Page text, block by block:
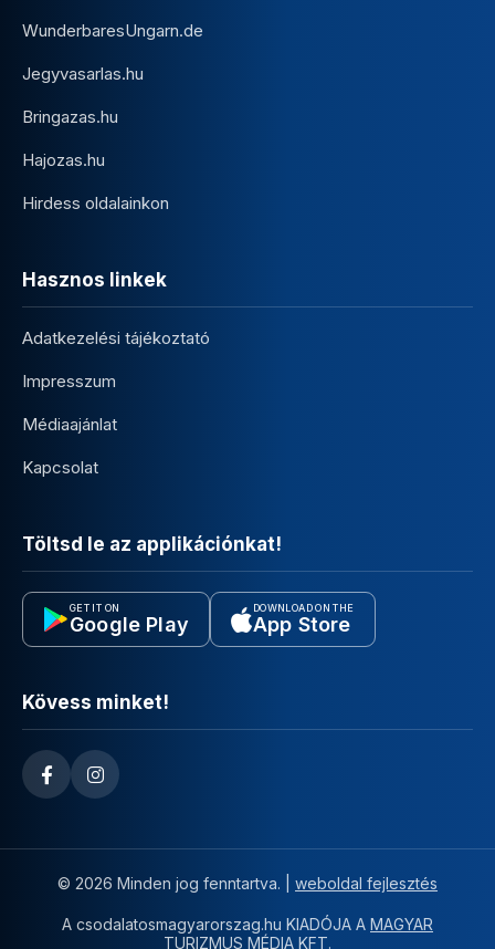
WunderbaresUngarn.de
Jegyvasarlas.hu
Bringazas.hu
Hajozas.hu
Hirdess oldalainkon
Hasznos linkek
Adatkezelési tájékoztató
Impresszum
Médiaajánlat
Kapcsolat
Töltsd le az applikációnkat!
GET IT ON
Google Play
DOWNLOAD ON THE
App Store
Kövess minket!
© 2026 Minden jog fenntartva. | weboldal fejlesztés
A csodalatosmagyarorszag.hu KIADÓJA A MAGYAR
TURIZMUS MÉDIA KFT.